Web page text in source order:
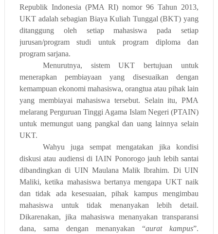
Republik Indonesia (PMA RI) nomor 96 Tahun 2013,
UKT adalah sebagian Biaya Kuliah Tunggal (BKT) yang
ditanggung oleh setiap mahasiswa pada setiap
jurusan/program studi untuk program diploma dan
program sarjana.
Menurutnya, sistem UKT bertujuan untuk
menerapkan pembiayaan yang disesuaikan dengan
kemampuan ekonomi mahasiswa, orangtua atau pihak lain
yang membiayai mahasiswa tersebut. Selain itu, PMA
melarang Perguruan Tinggi Agama Islam Negeri (PTAIN)
untuk memungut uang pangkal dan uang lainnya selain
UKT.
Wahyu juga sempat mengatakan jika kondisi
diskusi atau audiensi di IAIN Ponorogo jauh lebih santai
dibandingkan di UIN Maulana Malik Ibrahim. Di UIN
Maliki, ketika mahasiswa bertanya mengapa UKT naik
dan tidak ada kesesuaian, pihak kampus mengimbau
mahasiswa untuk tidak menanyakan lebih detail.
Dikarenakan, jika mahasiswa menanyakan transparansi
dana, sama dengan menanyakan “aurat kampus”.